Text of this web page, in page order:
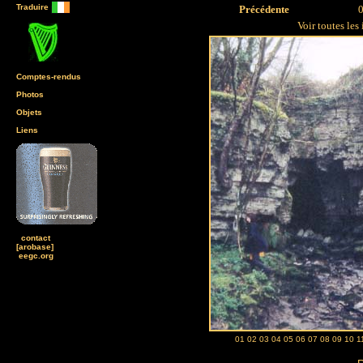
Traduire
Comptes-rendus
Photos
Objets
Liens
contact
[arobase]
eegc.org
Précédente
Voir toutes les
01 02 03 04 05 06 07 08 09 10